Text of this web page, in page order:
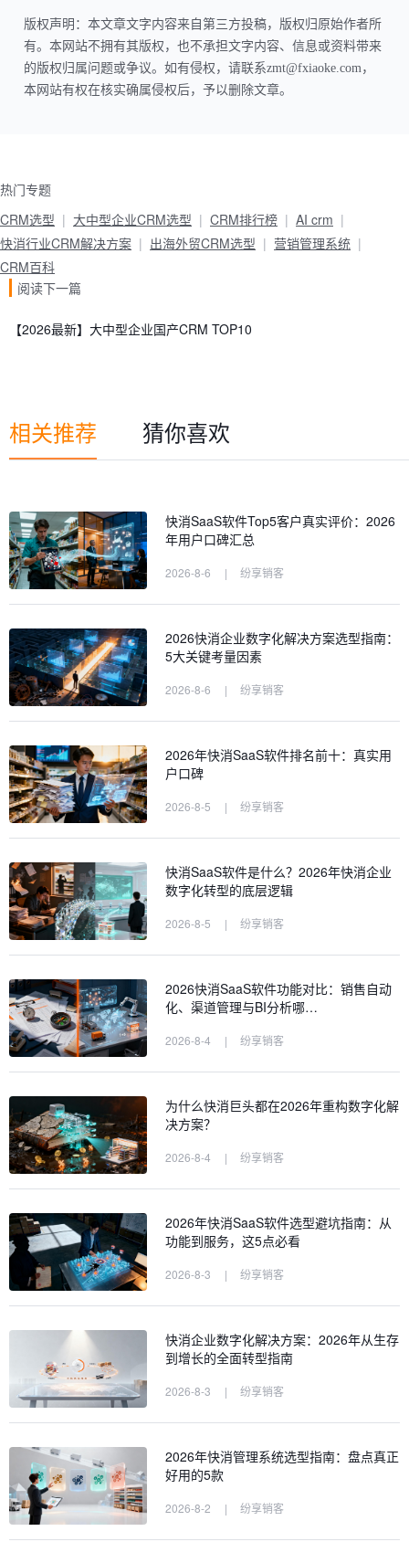
版权声明：本文章文字内容来自第三方投稿，版权归原始作者所
有。本网站不拥有其版权，也不承担文字内容、信息或资料带来
的版权归属问题或争议。如有侵权，请联系zmt@fxiaoke.com，
本网站有权在核实确属侵权后，予以删除文章。
热门专题
CRM选型
大中型企业CRM选型 CRM排行榜
AI crm
快消行业CRM解决方案
出海外贸CRM选型
营销管理系统
CRM百科
阅读下一篇
【2026最新】大中型企业国产CRM TOP10
相关推荐 猜你喜欢
快消SaaS软件Top5客户真实评价：2026
年用户口碑汇总
2026-8-6 | 纷享销客
2026快消企业数字化解决方案选型指南：
5大关键考量因素
2026-8-6 | 纷享销客
2026年快消SaaS软件排名前十：真实用
户口碑
2026-8-5 | 纷享销客
快消SaaS软件是什么？2026年快消企业
数字化转型的底层逻辑
2026-8-5 | 纷享销客
2026快消SaaS软件功能对比：销售自动
化、渠道管理与BI分析哪…
2026-8-4 | 纷享销客
为什么快消巨头都在2026年重构数字化解
决方案？
2026-8-4 | 纷享销客
2026年快消SaaS软件选型避坑指南：从
功能到服务，这5点必看
2026-8-3 | 纷享销客
快消企业数字化解决方案：2026年从生存
到增长的全面转型指南
2026-8-3 | 纷享销客
2026年快消管理系统选型指南：盘点真正
好用的5款
2026-8-2 | 纷享销客